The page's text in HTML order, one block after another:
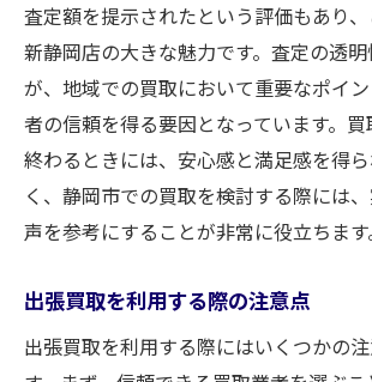
料査定の魅力
ブランド品を手放す際の心構
無料査定の具体的な内容とメ
出張買取で得られる利便性
静岡市での買取成功のための
ブランド品を高額で買い取っ
査定額を提示されたという評価もあり
新静岡店の大きな魅力です。査定の透
が、地域での買取において重要なポイ
者の信頼を得る要因となっています。
終わるときには、安心感と満足感を得
く、静岡市での買取を検討する際には
声を参考にすることが非常に役立ちます
出張買取を利用する際の注意点
出張買取を利用する際にはいくつかの